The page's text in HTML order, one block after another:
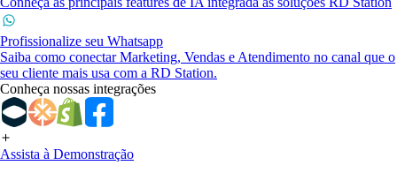
Profissionalize seu Whatsapp
Saiba como conectar Marketing, Vendas e Atendimento no canal que o
seu cliente mais usa com a RD Station.
Conheça nossas integrações
Assista à Demonstração